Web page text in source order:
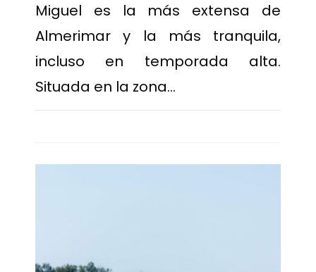
Miguel es la más extensa de
Almerimar y la más tranquila,
incluso en temporada alta.
Situada en la zona…